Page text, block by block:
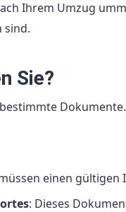
Ihrem Umzug
sind.
Sie?
einen
: Dieses